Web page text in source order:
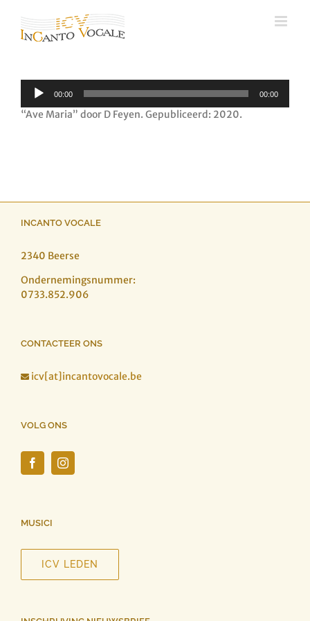
inhoud
Audiospeler
00:00 00:00
“Ave Maria” door D Feyen. Gepubliceerd: 2020.
INCANTO VOCALE
2340 Beerse
Ondernemingsnummer:
0733.852.906
CONTACTEER ONS
 icv[at]incantovocale.be
VOLG ONS
MUSICI
ICV LEDEN